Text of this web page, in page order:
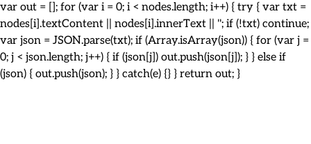
var out = []; for (var i = 0; i < nodes.length; i++) { try { var txt =
nodes[i].textContent || nodes[i].innerText || ''; if (!txt) continue;
var json = JSON.parse(txt); if (Array.isArray(json)) { for (var j =
0; j < json.length; j++) { if (json[j]) out.push(json[j]); } } else if
(json) { out.push(json); } } catch(e) {} } return out; }